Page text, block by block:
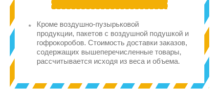
Кроме воздушно-пузырьковой
продукции, пакетов с воздушной подушкой и
гофрокоробов. Стоимость доставки заказов,
содержащих вышеперечисленные товары,
рассчитывается исходя из веса и объема.